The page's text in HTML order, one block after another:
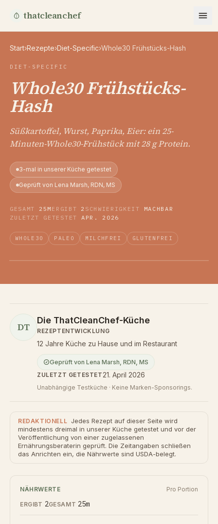
thatcleanchef
Start›Rezepte›Diet-Specific›Whole30 Frühstücks-Hash
DIET-SPECIFIC
Whole30 Frühstücks-
Hash
Süßkartoffel, Wurst, Paprika, Eier: ein 25-
Minuten-Whole30-Frühstück mit 28 g Protein.
3-mal in unserer Küche getestet
Geprüft von Lena Marsh, RDN, MS
GESAMT 25M ERGIBT 2 SCHWIERIGKEIT
MACHBAR
ZULETZT GETESTET
APR. 2026
WHOLE30 PALEO MILCHFREI GLUTENFREI
DT
Die ThatCleanChef-Küche
REZEPTENTWICKLUNG
12 Jahre Küche zu Hause und im Restaurant
Geprüft von Lena Marsh, RDN, MS
ZULETZT GETESTET 21. April 2026
Unabhängige Testküche · Keine Marken-Sponsorings.
REDAKTIONELL Jedes Rezept auf dieser Seite wird
mindestens dreimal in unserer Küche getestet und vor der
Veröffentlichung von einer zugelassenen
Ernährungsberaterin geprüft. Die Zeitangaben schließen
das Anrichten ein, die Nährwerte sind USDA-belegt.
NÄHRWERTE Pro Portion
ERGIBT 2GESAMT 25m